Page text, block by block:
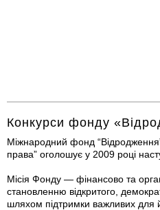
Конкурси фонду
Міжнародний фонд
права” оголошує у 2009 році
Місія Фонду — фінансово та
становленню відкритого,
шляхом підтримки важливих для